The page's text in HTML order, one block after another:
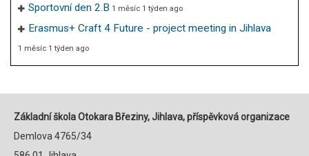
Sportovní den 2.B 1 měsíc 1 týden ago
Erasmus+ Craft 4 Future - project meeting in Jihlava
1 měsíc 1 týden ago
Základní škola Otokara Březiny, Jihlava, příspěvková organizace
Demlova 4765/34